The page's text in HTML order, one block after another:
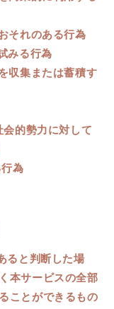
それのある行為
みる行為
収集または蓄積す
的勢力に対して
為
ると判断した場
本サービスの全部
ことができるもの